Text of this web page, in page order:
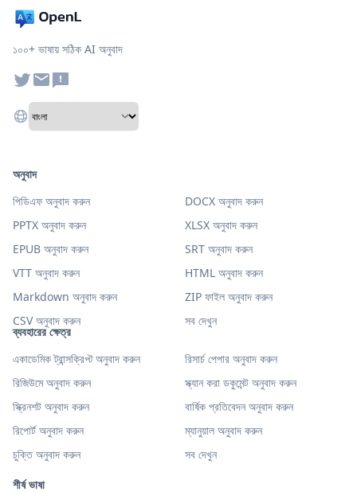
১০০+ ভাষায় সঠিক AI অনুবাদ
ব্যবহারের ক্ষেত্র
একাডেমিক ট্রান্সক্রিপ্ট অনুবাদ করুন
রিসার্চ পেপার অনুবাদ করুন
রিজিউমে অনুবাদ করুন
স্ক্যান করা ডকুমেন্ট অনুবাদ করুন
স্ক্রিনশট অনুবাদ করুন
বার্ষিক প্রতিবেদন অনুবাদ করুন
রিপোর্ট অনুবাদ করুন
ম্যানুয়াল অনুবাদ করুন
চুক্তি অনুবাদ করুন
সব দেখুন
শীর্ষ ভাষা
অনুবাদ
পিডিএফ অনুবাদ করুন
DOCX অনুবাদ করুন
PPTX অনুবাদ করুন
XLSX অনুবাদ করুন
EPUB অনুবাদ করুন
SRT অনুবাদ করুন
VTT অনুবাদ করুন
HTML অনুবাদ করুন
Markdown অনুবাদ করুন
ZIP ফাইল অনুবাদ করুন
CSV অনুবাদ করুন
সব দেখুন